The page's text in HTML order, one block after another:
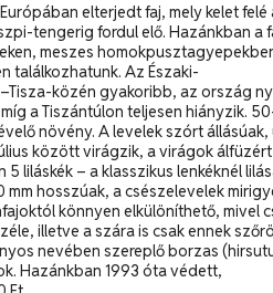
elterjedt faj, mely kelet felé
tengerig fordul elő. Hazánkban a
meszes
találkozhatunk. Az Északi-
közén gyakoribb, az ország
a Tiszántúlon teljesen hiányzik.
növény. A levelek szórt állásúak,
között virágzik, a virágok álfüzért
liláskék – a klasszikus lenkéknél
mm hosszúak, a csészelevelek
könnyen elkülöníthető, mivel
illetve a szára is csak ennek
nevében szereplő borzas
Hazánkban 1993 óta védett,